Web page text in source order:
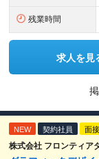
残業時間
求人を見
NEW 契約社員 面
株式会社 フロンティア